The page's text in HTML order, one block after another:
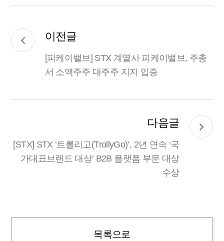
이전글
[피케이밸브] STX 계열사 피케이밸브, 주총
서 소액주주 대주주 지지 입증
다음글
[STX] STX ‘트롤리고(TrollyGo)’, 2년 연속 ‘국
가대표브랜드 대상’ B2B 플랫폼 부문 대상
수상
목록으로